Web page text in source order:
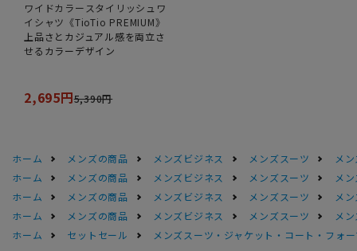
ワイドカラースタイリッシュワ
イシャツ《TioTio PREMIUM》
上品さとカジュアル感を両立さ
せるカラーデザイン
2,695円5,390円
ホーム メンズの商品 メンズビジネス メンズスーツ
メ
ホーム
メンズの商品 メンズビジネス メンズスーツ
メ
ホーム
メンズの商品 メンズビジネス メンズスーツ
メ
ホーム
メンズの商品 メンズビジネス メンズスーツ
メ
ホーム
セットセール メンズスーツ・ジャケット・コート・フォ